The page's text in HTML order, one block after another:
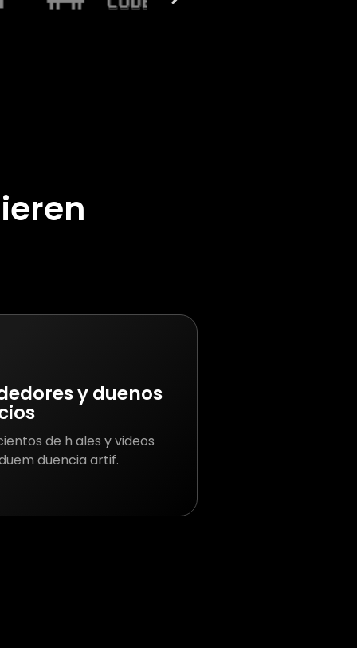
y duenos
de h ales y videos
duencia artif.